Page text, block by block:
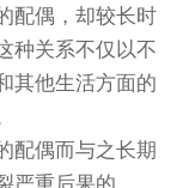
偶，却较长时
种关系不仅以不
其他生活方面的
偶而与之长期